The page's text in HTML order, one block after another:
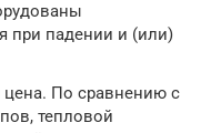
при падении и (или)
цена. По сравнению с
тепловой